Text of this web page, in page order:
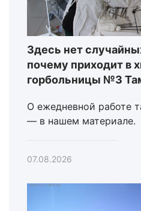
Здесь нет
почему приходит в
горбольницы №3
О ежедневной работе
— в нашем материале.
07.08.2026